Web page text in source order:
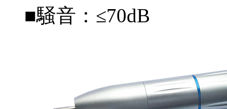
■騒音：≤70dB